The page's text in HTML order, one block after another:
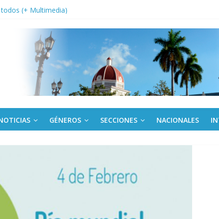
edición semanal en PDF del 7 de agosto
En imágenes la prensa cubana rinde tributo al Comandante (+ Fotos)
brigada chilena viaja a Cuba con donativos por el centenario
cien años, cien escuelas
GÉNEROS SECCIONES NACIONALES